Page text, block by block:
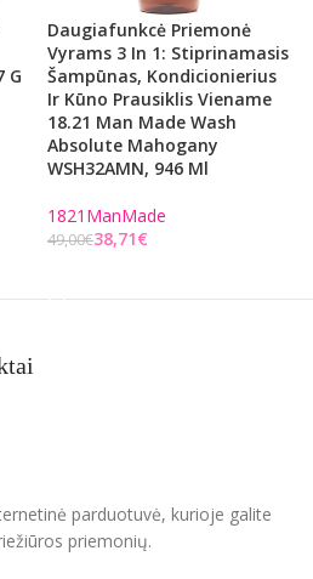
G
Daugiafunkcė Priemonė
Vyrams 3 In 1: Stiprinamasis
Šampūnas, Kondicionierius
Ir Kūno Prausiklis Viename
18.21 Man Made Wash
Absolute Mahogany
WSH32AMN, 946 Ml
1821ManMade
49,00€38,71€
parduotuvė, kurioje galite
priemonių.